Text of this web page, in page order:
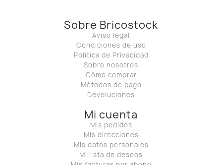
Sobre Bricostock
Aviso legal
Condiciones de uso
Política de Privacidad
Sobre nosotros
Cómo comprar
Métodos de pago
Devoluciones
Mi cuenta
Mis pedidos
Mis direcciones
Mis datos personales
Mi lista de deseos